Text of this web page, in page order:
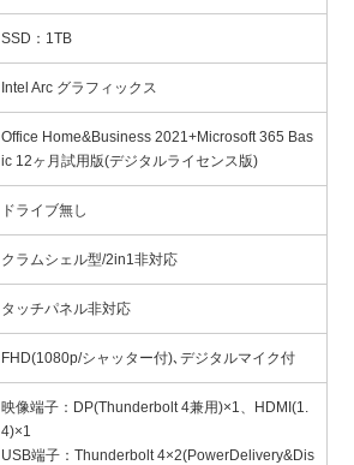
SSD：1TB
Intel Arc グラフィックス
Office Home&Business 2021+Microsoft 365 Bas
ic 12ヶ月試用版(デジタルライセンス版)
ドライブ無し
クラムシェル型/2in1非対応
タッチパネル非対応
FHD(1080p/シャッター付)､デジタルマイク付
映像端子：DP(Thunderbolt 4兼用)×1、HDMI(1.
4)×1
USB端子：Thunderbolt 4×2(PowerDelivery&Dis